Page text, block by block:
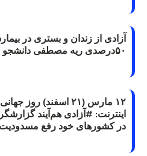
آزادی از زندان و بستری در
۵۰درصدی ریه مصطفی دانشجو
۱۲ مارس (۲۱ اسفند)
در کشورهای خود رفع